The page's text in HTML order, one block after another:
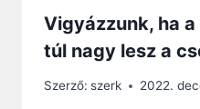
Vigyázzunk, ha
túl nagy lesz a
Szerző: szerk 2022.